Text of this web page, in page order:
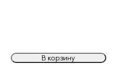
В корзину